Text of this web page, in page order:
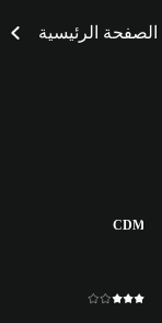
الصفحة الرئيسية
CDM